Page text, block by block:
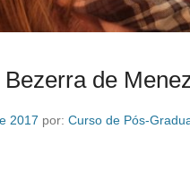
de
2017 por: Curso de Pós-